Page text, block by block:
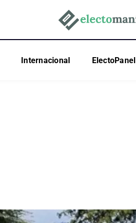
Internacional ElectoPanel